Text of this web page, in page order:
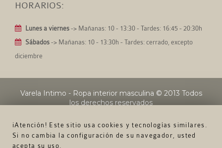
¡Atención! Este sitio usa cookies y tecnologías similares.
Si no cambia la configuración de su navegador, usted
acepta su uso.
HORARIOS:
Lunes a viernes -> Mañanas: 10 - 13:30 - Tardes: 16:45 - 20:30h
Sábados -> Mañanas: 10 - 13:30h - Tardes: cerrado, excepto
diciembre
Varela Intimo - Ropa interior masculina © 2013 Todos
los derechos reservados